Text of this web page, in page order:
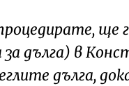
ще
дълга) в
дълга,